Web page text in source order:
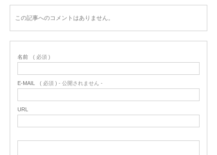
この記事へのコメントはありません。
名前 ( 必須 )
E-MAIL ( 必須 ) - 公開されません -
URL